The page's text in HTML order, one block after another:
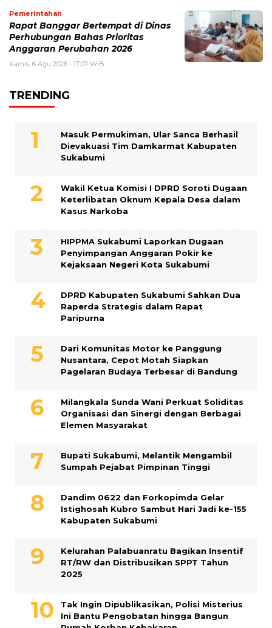
Pemerintahan
Rapat Banggar Bertempat di Dinas
Perhubungan Bahas Prioritas
Anggaran Perubahan 2026
Kamis, 6 Agu 2026 - 17:07 WIB
TRENDING
Masuk Permukiman, Ular Sanca Berhasil
Dievakuasi Tim Damkarmat Kabupaten
Sukabumi
Wakil Ketua Komisi I DPRD Soroti Dugaan
Keterlibatan Oknum Kepala Desa dalam
Kasus Narkoba
HIPPMA Sukabumi Laporkan Dugaan
Penyimpangan Anggaran Pokir ke
Kejaksaan Negeri Kota Sukabumi
DPRD Kabupaten Sukabumi Sahkan Dua
Raperda Strategis dalam Rapat
Paripurna
Dari Komunitas Motor ke Panggung
Nusantara, Cepot Motah Siapkan
Pagelaran Budaya Terbesar di Bandung
Milangkala Sunda Wani Perkuat Soliditas
Organisasi dan Sinergi dengan Berbagai
Elemen Masyarakat
Bupati Sukabumi, Melantik Mengambil
Sumpah Pejabat Pimpinan Tinggi
Dandim 0622 dan Forkopimda Gelar
Istighosah Kubro Sambut Hari Jadi ke-155
Kabupaten Sukabumi
Kelurahan Palabuanratu Bagikan Insentif
RT/RW dan Distribusikan SPPT Tahun
2025
Tak Ingin Dipublikasikan, Polisi Misterius
Ini Bantu Pengobatan hingga Bangun